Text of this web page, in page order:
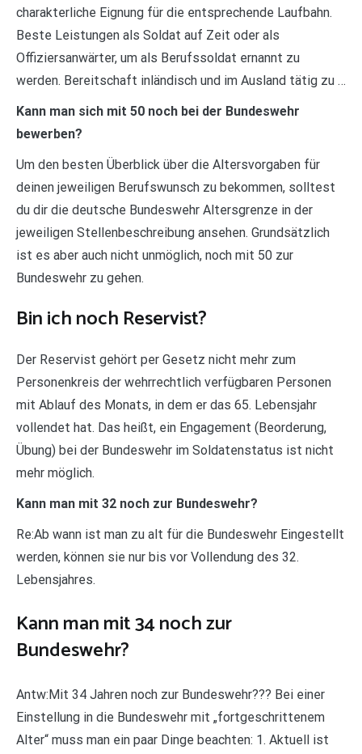
charakterliche Eignung für die entsprechende Laufbahn.
Beste Leistungen als Soldat auf Zeit oder als
Offiziersanwärter, um als Berufssoldat ernannt zu
werden. Bereitschaft inländisch und im Ausland tätig zu …
Kann man sich mit 50 noch bei der Bundeswehr
bewerben?
Um den besten Überblick über die Altersvorgaben für
deinen jeweiligen Berufswunsch zu bekommen, solltest
du dir die deutsche Bundeswehr Altersgrenze in der
jeweiligen Stellenbeschreibung ansehen. Grundsätzlich
ist es aber auch nicht unmöglich, noch mit 50 zur
Bundeswehr zu gehen.
Bin ich noch Reservist?
Der Reservist gehört per Gesetz nicht mehr zum
Personenkreis der wehrrechtlich verfügbaren Personen
mit Ablauf des Monats, in dem er das 65. Lebensjahr
vollendet hat. Das heißt, ein Engagement (Beorderung,
Übung) bei der Bundeswehr im Soldatenstatus ist nicht
mehr möglich.
Kann man mit 32 noch zur Bundeswehr?
Re:Ab wann ist man zu alt für die Bundeswehr Eingestellt
werden, können sie nur bis vor Vollendung des 32.
Lebensjahres.
Kann man mit 34 noch zur
Bundeswehr?
Antw:Mit 34 Jahren noch zur Bundeswehr??? Bei einer
Einstellung in die Bundeswehr mit „fortgeschrittenem
Alter“ muss man ein paar Dinge beachten: 1. Aktuell ist